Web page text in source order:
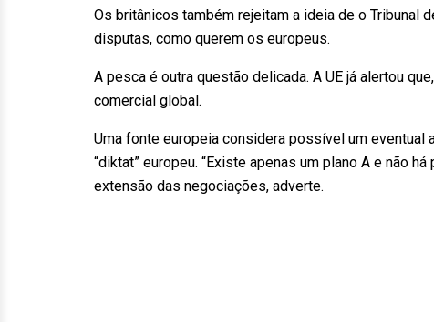
Os britânicos também rejeitam a ideia de o Tribunal
disputas, como querem os europeus.
A pesca é outra questão delicada. A UE já alertou
comercial global.
Uma fonte europeia considera possível um
“diktat” europeu. “Existe apenas um plano A e não
extensão das negociações, adverte.